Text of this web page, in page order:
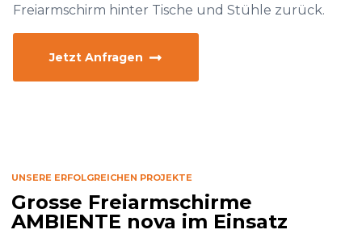
Freiarmschirm hinter Tische und Stühle zurück.
Jetzt Anfragen
UNSERE ERFOLGREICHEN PROJEKTE
Grosse Freiarmschirme
AMBIENTE nova im Einsatz